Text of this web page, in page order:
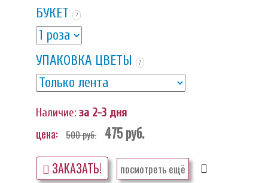
БУКЕТ ?
УПАКОВКА ЦВЕТЫ ?
Наличие: за 2-3 дня
цена: 500руб. 475руб.
ЗАКАЗАТЬ! посмотреть ещё